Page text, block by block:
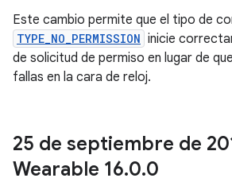
Este cambio permite que el tipo de
TYPE_NO_PERMISSION inicie
de solicitud de permiso en lugar de
fallas en la cara de reloj.
25 de septiembre de
Wearable 16.0.0